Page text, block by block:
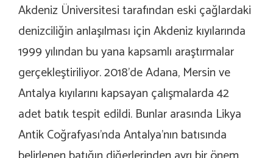
Akdeniz Üniversitesi tarafından eski çağlardaki
denizciliğin anlaşılması için Akdeniz kıyılarında
1999 yılından bu yana kapsamlı araştırmalar
gerçekleştiriliyor. 2018’de Adana, Mersin ve
Antalya kıyılarını kapsayan çalışmalarda 42
adet batık tespit edildi. Bunlar arasında Likya
Antik Coğrafyası’nda Antalya’nın batısında